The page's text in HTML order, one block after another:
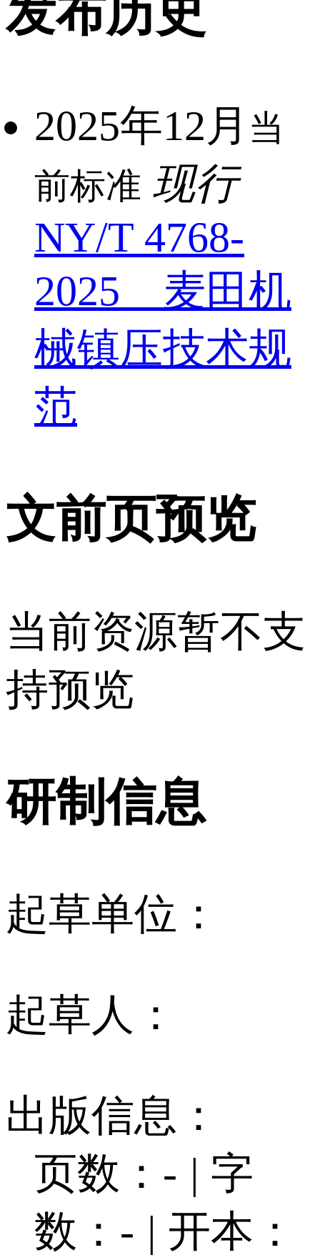
发布历史
2025年12月 当
前标准 现行
NY/T 4768-
2025 麦田机
械镇压技术规
范
文前页预览
当前资源暂不支
持预览
研制信息
起草单位：
起草人：
出版信息：
页数：- | 字
数：- | 开本：